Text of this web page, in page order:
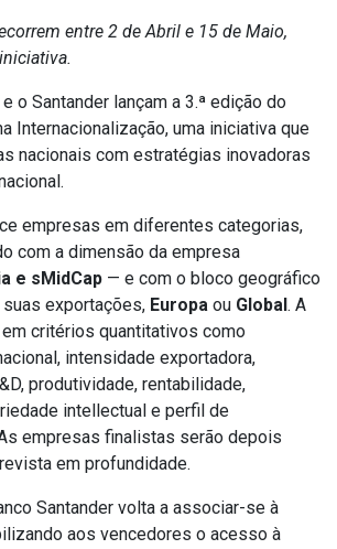
entre 2 de Abril e 15 de Maio,
o Santander lançam a 3.ª edição do
Internacionalização, uma iniciativa que
nacionais com estratégias inovadoras
empresas em diferentes categorias,
com a dimensão da empresa
e sMidCap — e com o bloco geográfico
exportações, Europa ou Global . A
critérios quantitativos como
intensidade exportadora,
produtividade, rentabilidade,
intellectual e perfil de
empresas finalistas serão depois
em profundidade.
Santander volta a associar-se à
aos vencedores o acesso à